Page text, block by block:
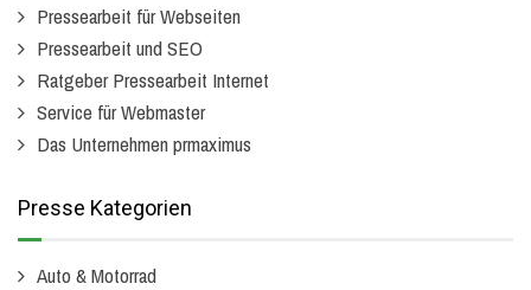
Pressearbeit für Webseiten
Pressearbeit und SEO
Ratgeber Pressearbeit Internet
Service für Webmaster
Das Unternehmen prmaximus
Presse Kategorien
Auto & Motorrad